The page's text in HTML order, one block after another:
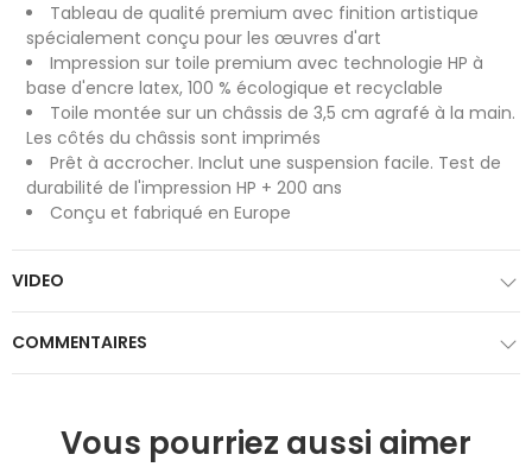
Tableau de qualité premium avec finition artistique
spécialement conçu pour les œuvres d'art
Impression sur toile premium avec technologie HP à
base d'encre latex, 100 % écologique et recyclable
Toile montée sur un châssis de 3,5 cm agrafé à la main.
Les côtés du châssis sont imprimés
Prêt à accrocher. Inclut une suspension facile. Test de
durabilité de l'impression HP + 200 ans
Conçu et fabriqué en Europe
VIDEO
COMMENTAIRES
Vous pourriez aussi aimer